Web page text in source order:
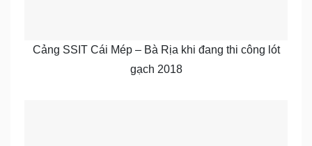
Cảng SSIT Cái Mép – Bà Rịa khi đang thi công lót
gạch 2018